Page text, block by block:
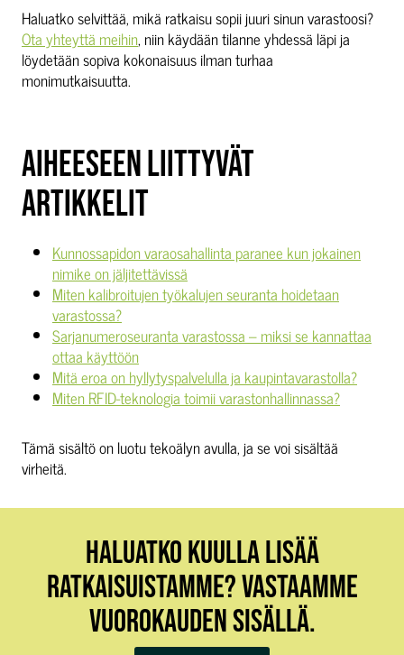
Haluatko selvittää, mikä ratkaisu sopii juuri sinun varastoosi?
Ota yhteyttä meihin, niin käydään tilanne yhdessä läpi ja
löydetään sopiva kokonaisuus ilman turhaa
monimutkaisuutta.
AIHEESEEN LIITTYVÄT
ARTIKKELIT
Kunnossapidon varaosahallinta paranee kun jokainen
nimike on jäljitettävissä
Miten kalibroitujen työkalujen seuranta hoidetaan
varastossa?
Sarjanumeroseuranta varastossa – miksi se kannattaa
ottaa käyttöön
Mitä eroa on hyllytyspalvelulla ja kaupintavarastolla?
Miten RFID-teknologia toimii varastonhallinnassa?
Tämä sisältö on luotu tekoälyn avulla, ja se voi sisältää
virheitä.
HALUATKO KUULLA LISÄÄ
RATKAISUISTAMME? VASTAAMME
VUOROKAUDEN SISÄLLÄ.